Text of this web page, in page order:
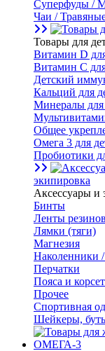
Суперфуды /
Чаи /
Товары для
Витамин D
Витамин С
Детский
Кальций для
Минералы для
Общее
Омега 3 для
Пробиотики
экипировка
Аксессуары и
Бинты
Ленты
Лямки (тяги)
Магнезия
Наколенники
Перчатки
Пояса и
Прочее
Спортивная
Шейкеры,
ОМЕГА-3